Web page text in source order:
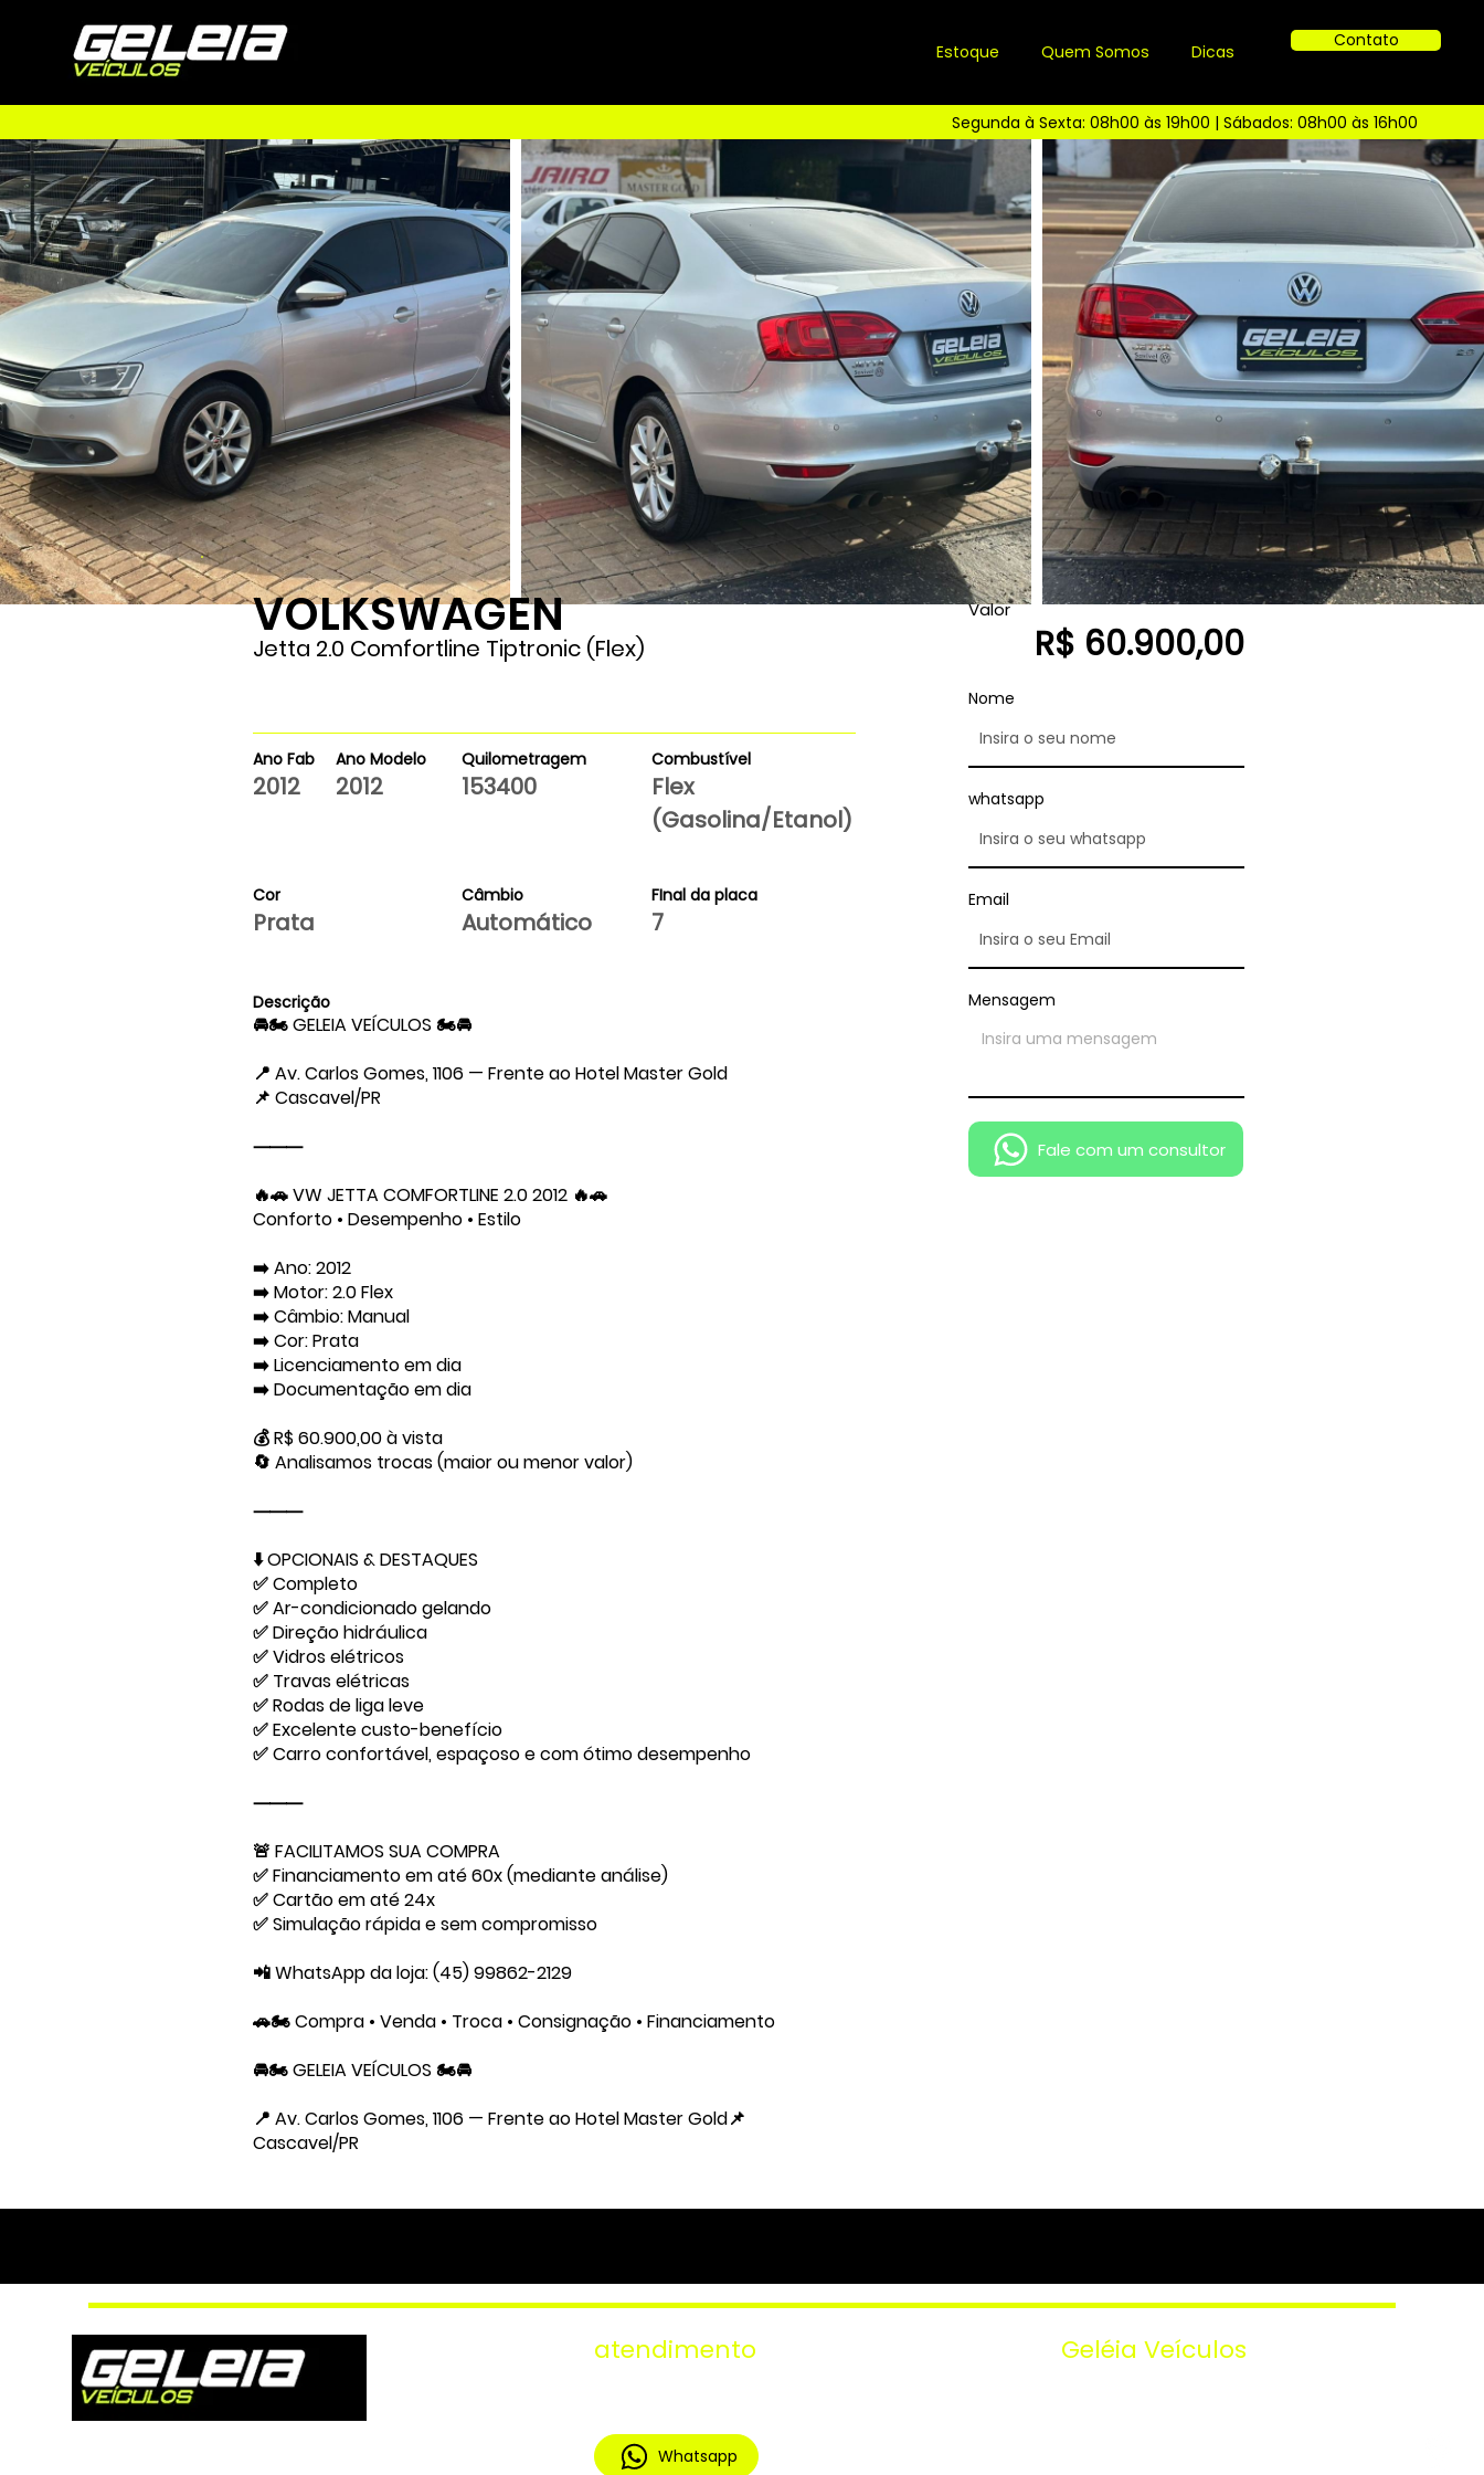
Estoque Quem Somos Dicas
Contato
Segunda à Sexta: 08h00 às 19h00 | Sábados: 08h00 às 16h00
Valor
R$ 60.900,00
Nome
whatsapp
Email
Mensagem
Fale com um consultor
153400
VOLKSWAGEN
Jetta 2.0 Comfortline Tiptronic (Flex)
Ano Fab
2012
Ano Modelo
2012
Cor
Prata
Quilometragem Combustível
153400
Flex
(Gasolina/Etanol)
Câmbio FInal da placa
Automático 7
Descrição
🚘🏍️ GELEIA VEÍCULOS 🏍️🚘
📍 Av. Carlos Gomes, 1106 — Frente ao Hotel Master Gold
📌 Cascavel/PR
⸻
🔥🚗 VW JETTA COMFORTLINE 2.0 2012 🔥🚗
Conforto • Desempenho • Estilo
➡️ Ano: 2012
➡️ Motor: 2.0 Flex
➡️ Câmbio: Manual
➡️ Cor: Prata
➡️ Licenciamento em dia
➡️ Documentação em dia
💰 R$ 60.900,00 à vista
🔄 Analisamos trocas (maior ou menor valor)
⸻
⬇️ OPCIONAIS & DESTAQUES
✅ Completo
✅ Ar-condicionado gelando
✅ Direção hidráulica
✅ Vidros elétricos
✅ Travas elétricas
✅ Rodas de liga leve
✅ Excelente custo-benefício
✅ Carro confortável, espaçoso e com ótimo desempenho
⸻
🚨 FACILITAMOS SUA COMPRA
✅ Financiamento em até 60x (mediante análise)
✅ Cartão em até 24x
✅ Simulação rápida e sem compromisso
📲 WhatsApp da loja: (45) 99862-2129
🚗🏍️ Compra • Venda • Troca • Consignação • Financiamento
🚘🏍️ GELEIA VEÍCULOS 🏍️🚘
📍 Av. Carlos Gomes, 1106 — Frente ao Hotel Master Gold📌
Cascavel/PR
atendimento
Whatsapp
Geléia Veículos